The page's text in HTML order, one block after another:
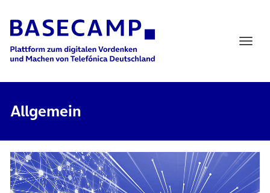
Main Navigation
Allgemein